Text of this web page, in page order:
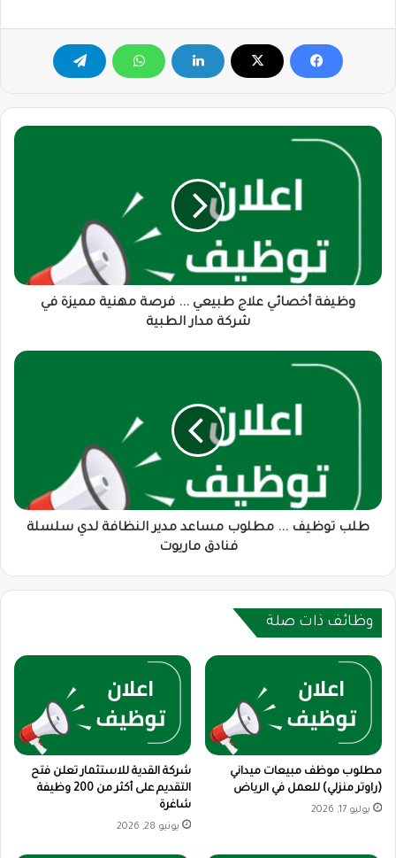
وظيفة
أخصائي
في
وظيفة أخصائي علاج طبيعي ... فرصة مهنية مميزة في
شركة مدار الطبية
طلب
توظيف
سلسلة
فنادق
طلب توظيف ... مطلوب مساعد مدير النظافة لدي سلسلة
فنادق ماريوت
وظائف ذات صلة
مطلوب موظف مبيعات ميداني
(راوتر منزلي) للعمل في الرياض
يوليو 17, 2026
شركة القدية للاستثمار تعلن فتح
التقديم على أكثر من 200 وظيفة
شاغرة
يونيو 28, 2026